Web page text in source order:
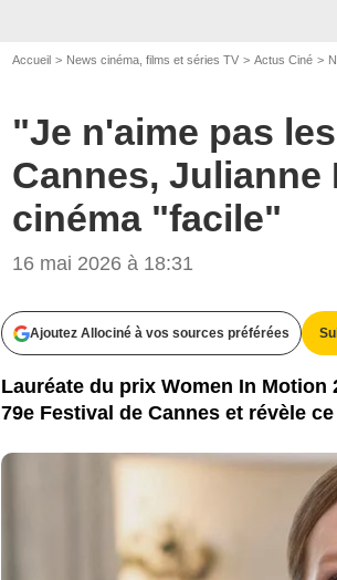
Accueil News cinéma, films et séries TV Actus Ciné
"Je n'aime pas
Cannes, Julianne
cinéma "facile"
16 mai 2026 à 18:31
Ajoutez Allociné à vos sources préférées
Lauréate du prix Women In Motion
79e Festival de Cannes et révèle